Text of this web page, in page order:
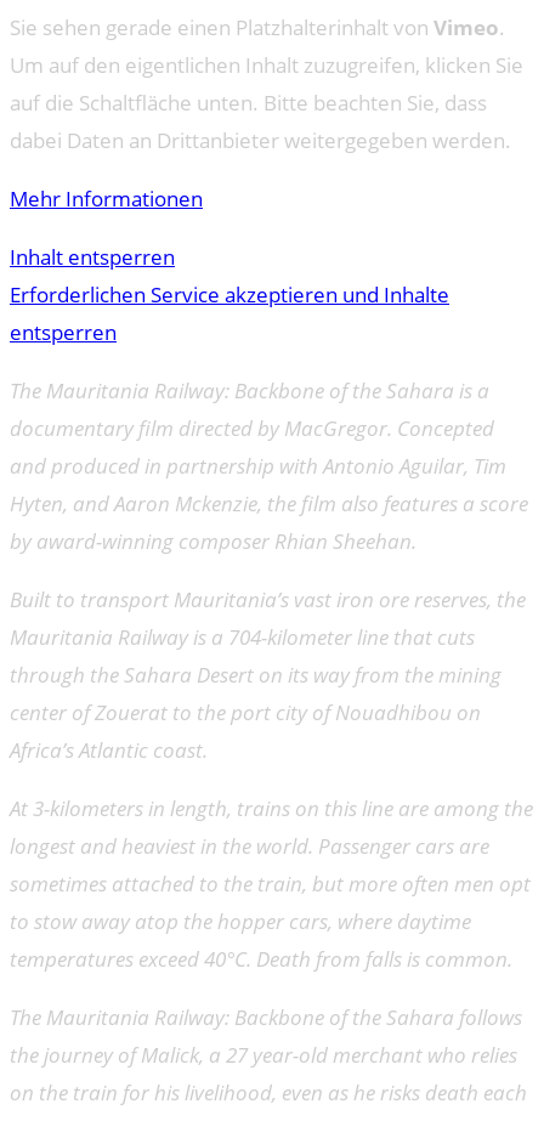
Sie sehen gerade einen Platzhalterinhalt von Vimeo.
Um auf den eigentlichen Inhalt zuzugreifen, klicken Sie
auf die Schaltfläche unten. Bitte beachten Sie, dass
dabei Daten an Drittanbieter weitergegeben werden.
Mehr Informationen
Inhalt entsperren
Erforderlichen Service akzeptieren und Inhalte
entsperren
The Mauritania Railway: Backbone of the Sahara is a
documentary film directed by MacGregor. Concepted
and produced in partnership with Antonio Aguilar, Tim
Hyten, and Aaron Mckenzie, the film also features a score
by award-winning composer Rhian Sheehan.
Built to transport Mauritania’s vast iron ore reserves, the
Mauritania Railway is a 704-kilometer line that cuts
through the Sahara Desert on its way from the mining
center of Zouerat to the port city of Nouadhibou on
Africa’s Atlantic coast.
At 3-kilometers in length, trains on this line are among the
longest and heaviest in the world. Passenger cars are
sometimes attached to the train, but more often men opt
to stow away atop the hopper cars, where daytime
temperatures exceed 40°C. Death from falls is common.
The Mauritania Railway: Backbone of the Sahara follows
the journey of Malick, a 27 year-old merchant who relies
on the train for his livelihood, even as he risks death each